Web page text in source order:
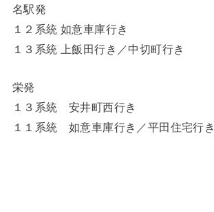
名駅発
１２系統 如意車庫行き
１３系統 上飯田行き／中切町行き
栄発
１３系統 安井町西行き
１１系統 如意車庫行き／平田住宅行き